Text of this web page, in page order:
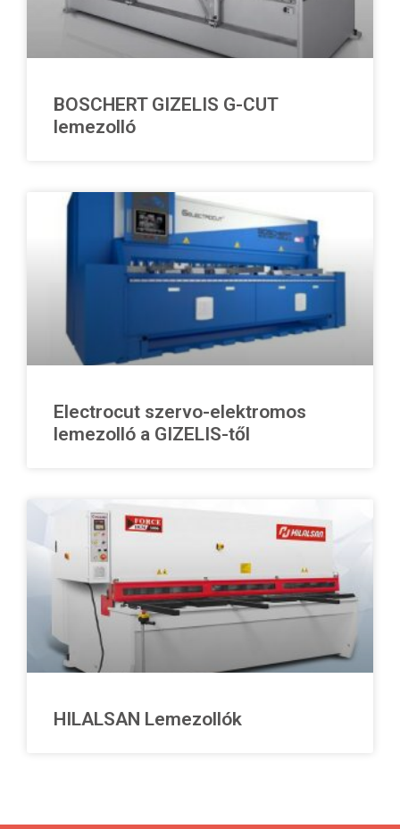
Árajánlat
Kapcsolat
BOSCHERT GIZELIS G-CUT
lemezolló
Electrocut szervo-elektromos
lemezolló a GIZELIS-től
HILALSAN Lemezollók